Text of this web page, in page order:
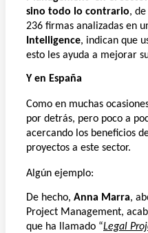
sino todo lo contrario,
236 firmas analizadas en
Intelligence, indican que
esto les ayuda a mejorar
Y en España
Como en muchas
por detrás, pero poco a
acercando los beneficios
proyectos a este sector.
Algún ejemplo:
De hecho, Anna Marra,
Project Management,
que ha llamado “Legal